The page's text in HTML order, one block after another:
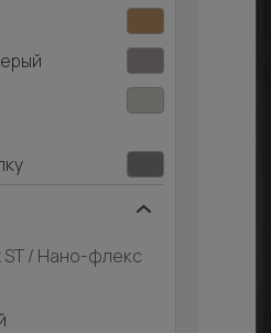
/ Нано-флекс